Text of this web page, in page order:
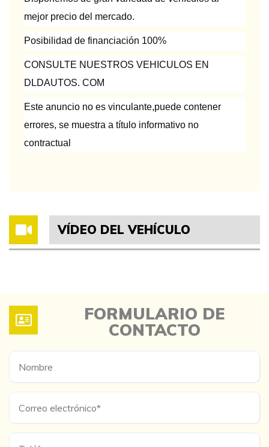
mejor precio del mercado.
Posibilidad de financiación 100%
CONSULTE NUESTROS VEHICULOS EN
DLDAUTOS. COM
Este anuncio no es vinculante,puede contener
errores, se muestra a título informativo no
contractual
VÍDEO DEL VEHÍCULO
FORMULARIO DE
CONTACTO